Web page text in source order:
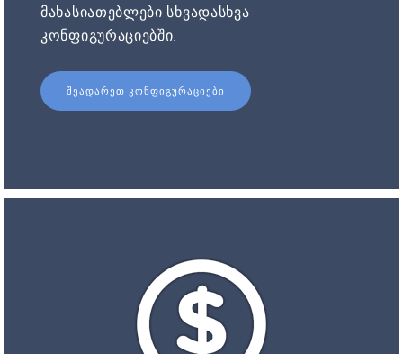
მახასიათებლები სხვადასხვა
კონფიგურაციებში.
ᲨᲔᲐᲓᲐᲠᲔᲗ ᲙᲝᲜᲤᲘᲒᲣᲠᲐᲪᲘᲔᲑᲘ